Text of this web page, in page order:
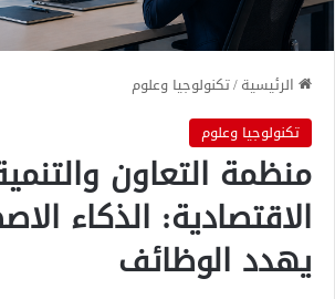
الرئيسية/تكنولوجيا وعلوم
تكنولوجيا وعلوم
منظمة التعاون
الاقتصادية: الذكاء
يهدد الوظائف